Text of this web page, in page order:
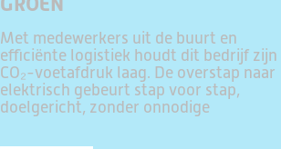
Met medewerkers uit de buurt en
efficiënte logistiek houdt dit bedrijf zijn
CO₂-voetafdruk laag. De overstap naar
elektrisch gebeurt stap voor stap,
doelgericht, zonder onnodige